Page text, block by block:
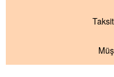
Taksit